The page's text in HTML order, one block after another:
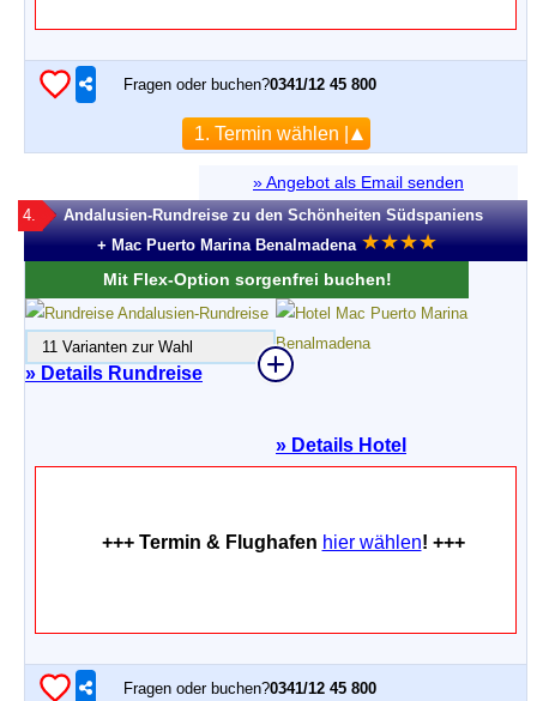
Fragen oder buchen?0341/12 45 800
1. Termin wählen |
» Angebot als Email senden
4.
Andalusien-Rundreise zu den Schönheiten Südspaniens
+ Mac Puerto Marina Benalmadena ★★★★
Mit Flex-Option sorgenfrei buchen!
» Details Rundreise
11 Varianten zur Wahl
» Details Hotel
+++ Termin & Flughafen hier wählen! +++
Fragen oder buchen?0341/12 45 800